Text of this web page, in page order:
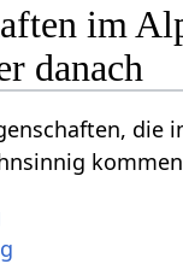
im
danach
die